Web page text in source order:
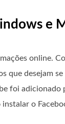
e
online.
que desejam
foi adicionado
instalar o